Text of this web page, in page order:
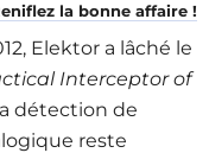
la bonne affaire !
Elektor a lâché le
Interceptor of
détection de
reste